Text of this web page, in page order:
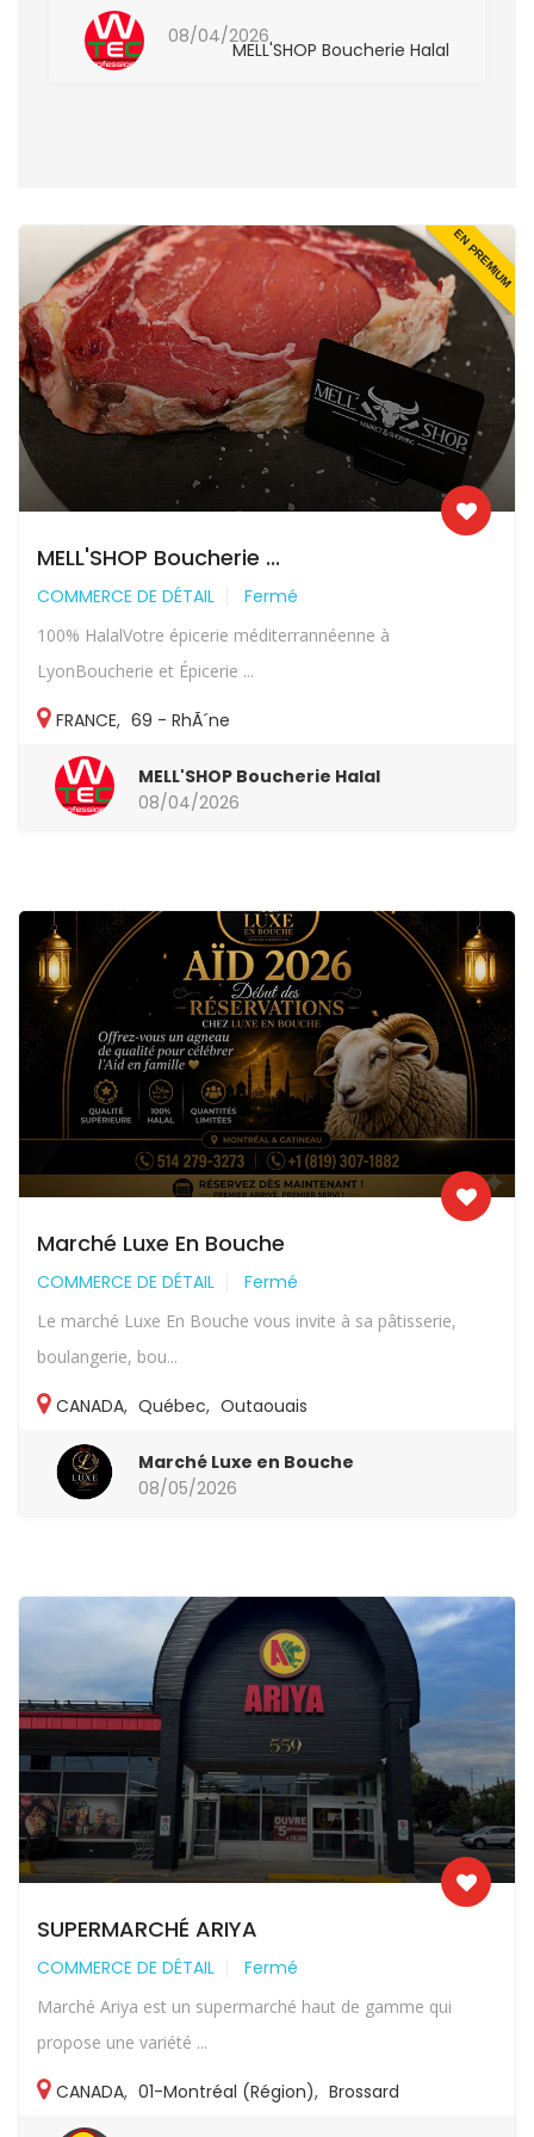
MELL'SHOP Boucherie Halal
08/04/2026
EN PREMIUM
MELL'SHOP Boucherie ...
COMMERCE DE DÉTAIL Fermé
100% HalalVotre épicerie méditerrannéenne à
LyonBoucherie et Épicerie ...
FRANCE, 69 - RhÃ´ne
MELL'SHOP Boucherie Halal
08/04/2026
Marché Luxe En Bouche
COMMERCE DE DÉTAIL Fermé
Le marché Luxe En Bouche vous invite à sa pâtisserie,
boulangerie, bou...
CANADA, Québec, Outaouais
Marché Luxe en Bouche
08/05/2026
SUPERMARCHÉ ARIYA
COMMERCE DE DÉTAIL Fermé
Marché Ariya est un supermarché haut de gamme qui
propose une variété ...
CANADA, 01-Montréal (Région), Brossard